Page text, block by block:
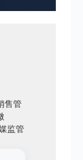
售管
监管